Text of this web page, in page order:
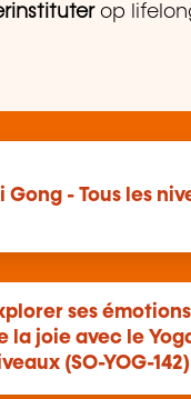
op
Gong - Tous les
ses
la joie avec le
(SO-YOG-142)